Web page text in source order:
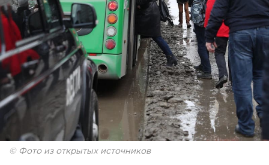
© Фото из открытых источников